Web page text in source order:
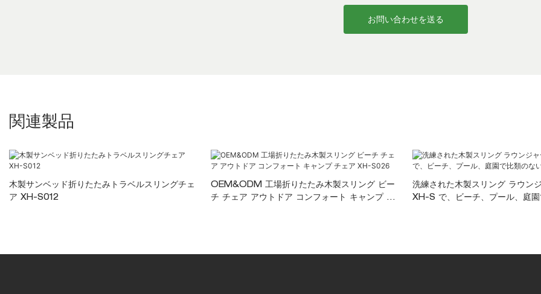
お問い合わせを送る
関連製品
木製サンベッド折りたたみトラベルスリングチェ
ア XH-S012
OEM&ODM 工場折りたたみ木製スリング ビー
チ チェア アウトドア コンフォート キャンプ チ
洗練された木製スリング ラウン
XH-S で、ビーチ、プール、庭